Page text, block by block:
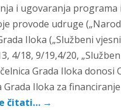
i ugovaranja
provode udruge
Iloka („Službeni
4/18, 9/19,4/20,
Grada Iloka donosi
Grada Iloka za
čitati… →